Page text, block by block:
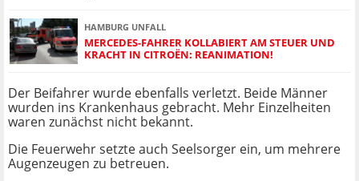
HAMBURG UNFALL
MERCEDES-FAHRER KOLLABIERT AM STEUER UND
KRACHT IN CITROËN: REANIMATION!
Der Beifahrer wurde ebenfalls verletzt. Beide Männer
wurden ins Krankenhaus gebracht. Mehr Einzelheiten
waren zunächst nicht bekannt.
Die Feuerwehr setzte auch Seelsorger ein, um mehrere
Augenzeugen zu betreuen.